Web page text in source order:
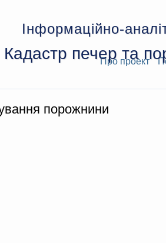
Інформаційно-
Кадастр печер та
Про проект
порожнини